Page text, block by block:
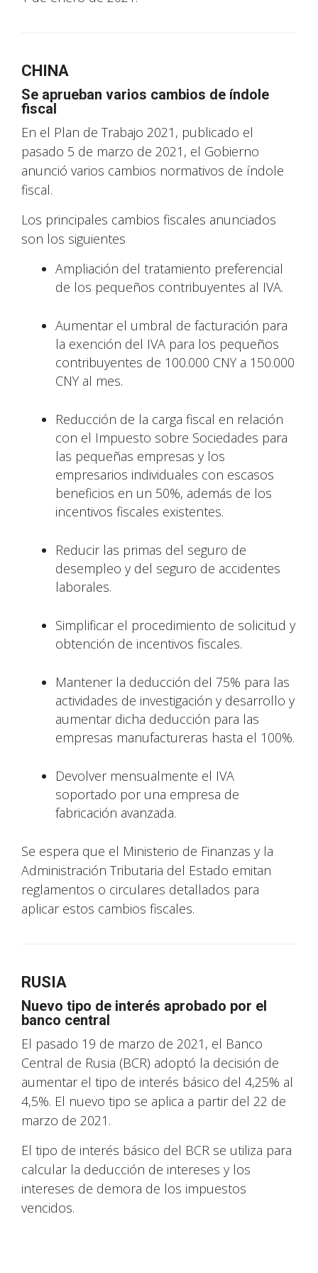
CHINA
Se aprueban varios cambios de índole
fiscal
En el Plan de Trabajo 2021, publicado el
pasado 5 de marzo de 2021, el Gobierno
anunció varios cambios normativos de índole
fiscal.
Los principales cambios fiscales anunciados
son los siguientes
Ampliación del tratamiento preferencial
de los pequeños contribuyentes al IVA.
Aumentar el umbral de facturación para
la exención del IVA para los pequeños
contribuyentes de 100.000 CNY a 150.000
CNY al mes.
Reducción de la carga fiscal en relación
con el Impuesto sobre Sociedades para
las pequeñas empresas y los
empresarios individuales con escasos
beneficios en un 50%, además de los
incentivos fiscales existentes.
Reducir las primas del seguro de
desempleo y del seguro de accidentes
laborales.
Simplificar el procedimiento de solicitud y
obtención de incentivos fiscales.
Mantener la deducción del 75% para las
actividades de investigación y desarrollo y
aumentar dicha deducción para las
empresas manufactureras hasta el 100%.
Devolver mensualmente el IVA
soportado por una empresa de
fabricación avanzada.
Se espera que el Ministerio de Finanzas y la
Administración Tributaria del Estado emitan
reglamentos o circulares detallados para
aplicar estos cambios fiscales.
RUSIA
Nuevo tipo de interés aprobado por el
banco central
El pasado 19 de marzo de 2021, el Banco
Central de Rusia (BCR) adoptó la decisión de
aumentar el tipo de interés básico del 4,25% al
4,5%. El nuevo tipo se aplica a partir del 22 de
marzo de 2021.
El tipo de interés básico del BCR se utiliza para
calcular la deducción de intereses y los
intereses de demora de los impuestos
vencidos.